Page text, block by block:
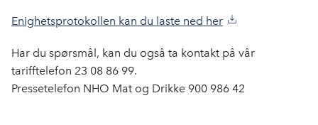
Enighetsprotokollen kan du laste ned her
Har du spørsmål, kan du også ta kontakt på vår
tarifftelefon 23 08 86 99.
Pressetelefon NHO Mat og Drikke 900 986 42